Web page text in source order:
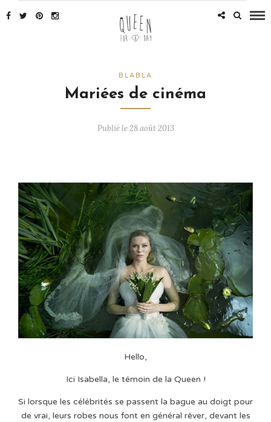
BLABLA
Mariées de cinéma
Publié le 28 août 2013
Hello,
Ici Isabella, le témoin de la Queen !
Si lorsque les célébrités se passent la bague au doigt pour
de vrai, leurs robes nous font en général rêver, devant les